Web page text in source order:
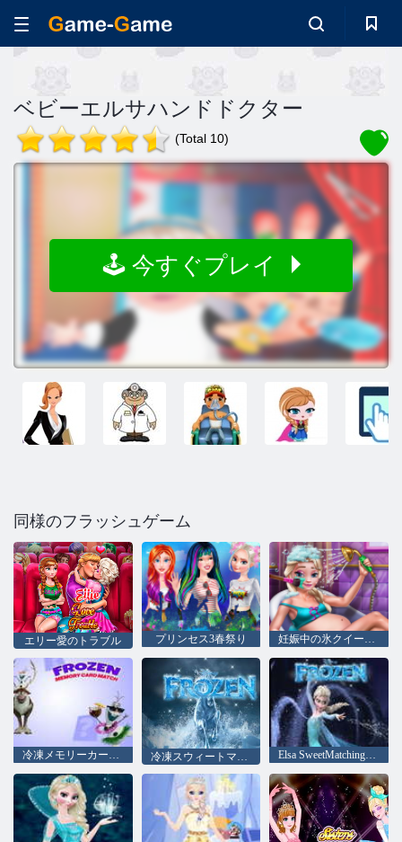
ベビーエルサハンドドクター
(Total 10)
🕹️ 今すぐプレイ
同様のフラッシュゲーム
エリー愛のトラブル プリンセス3春祭り 妊娠中の氷クイーンバスケア
冷凍メモリーカードマッチ Elsa SweetMatchingGameをプレイする